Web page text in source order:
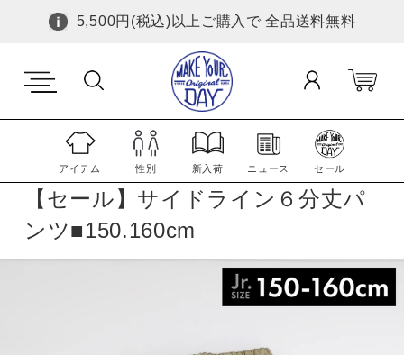
5,500円(税込)以上ご購入で 全品送料無料
【セール】サイドライン６分丈パ
ンツ■150.160cm
アイテム 性別 新入荷 ニュース セール